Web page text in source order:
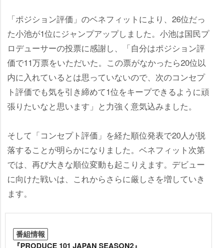
「ポジション評価」のベネフィットにより、26位だっ
た小池が1位にジャンプアップしました。小池は国民プ
ロデューサーの投票に感謝し、「自分はポジション評
価で11万票をいただいた。この票がなかったら20位以
内に入れているとは思っていないので、次のコンセプ
ト評価でも気を引き締めて1位をキープできるように頑
張りたいなと思います」と力強く意気込みました。
そして「コンセプト評価」を経た順位発表で20人が脱
落することが明らかになりました。ベネフィット次第
では、再び大きな順位変動も起こりえます。デビュー
に向けた戦いは、これからさらに厳しさを増していき
ます。
番組情報
『PRODUCE 101 JAPAN SEASON2』